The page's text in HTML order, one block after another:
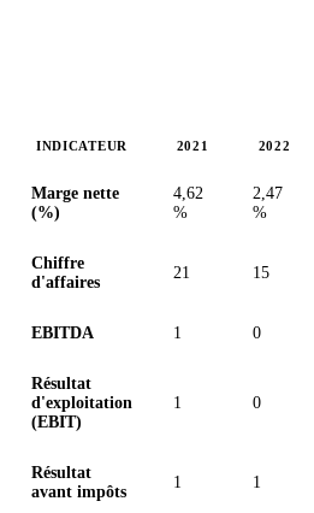
INDICATEUR 2021 2022
Marge nette
(%)
4,62
%
2,47
%
Chiffre
d'affaires
21 15
EBITDA 1 0
Résultat
d'exploitation
(EBIT)
1 0
Résultat
avant impôts
1 1